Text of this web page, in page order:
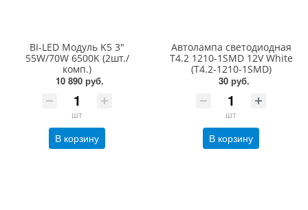
BI-LED Модуль K5 3"
55W/70W 6500K (2шт./
комп.)
10 890 руб.
шт
В корзину
Автолампа светодиодная
T4.2 1210-1SMD 12V White
(T4.2-1210-1SMD)
30 руб.
шт
В корзину